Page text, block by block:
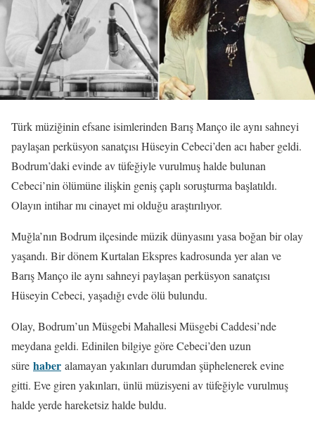
Türk müziğinin efsane isimlerinden Barış Manço ile aynı sahneyi
paylaşan perküsyon sanatçısı Hüseyin Cebeci’den acı haber geldi.
Bodrum’daki evinde av tüfeğiyle vurulmuş halde bulunan
Cebeci’nin ölümüne ilişkin geniş çaplı soruşturma başlatıldı.
Olayın intihar mı cinayet mi olduğu araştırılıyor.
Muğla’nın Bodrum ilçesinde müzik dünyasını yasa boğan bir olay
yaşandı. Bir dönem Kurtalan Ekspres kadrosunda yer alan ve
Barış Manço ile aynı sahneyi paylaşan perküsyon sanatçısı
Hüseyin Cebeci, yaşadığı evde ölü bulundu.
Olay, Bodrum’un Müsgebi Mahallesi Müsgebi Caddesi’nde
meydana geldi. Edinilen bilgiye göre Cebeci’den uzun
süre haber alamayan yakınları durumdan şüphelenerek evine
gitti. Eve giren yakınları, ünlü müzisyeni av tüfeğiyle vurulmuş
halde yerde hareketsiz halde buldu.